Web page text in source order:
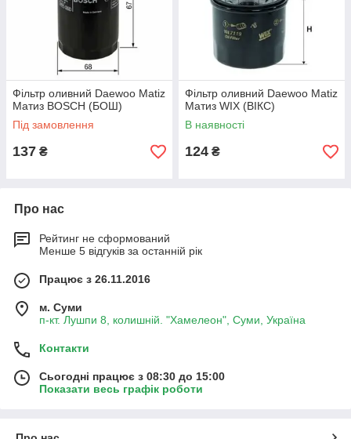
Фільтр оливний Daewoo Matiz
Матиз BOSCH (БОШ)
Під замовлення
137 ₴
Фільтр оливний Daewoo Matiz
Матиз WIX (ВІКС)
В наявності
124 ₴
Про нас
Рейтинг не сформований
Менше 5 відгуків за останній рік
Працює з 26.11.2016
м. Суми
п-кт. Лушпи 8, колишній. "Хамелеон", Суми, Україна
Контакти
Сьогодні працює з 08:30 до 15:00
Показати весь графік роботи